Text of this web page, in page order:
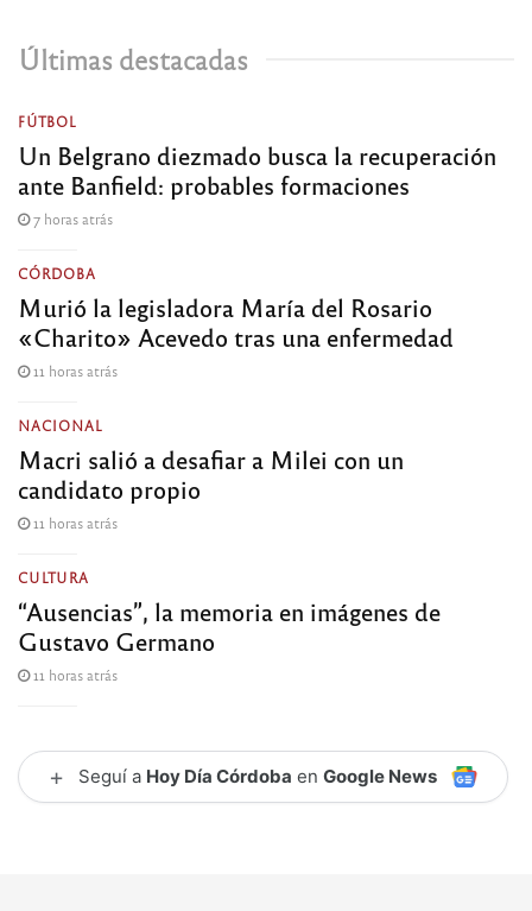
Últimas destacadas
FÚTBOL
Un Belgrano diezmado busca la recuperación
ante Banfield: probables formaciones
7 horas atrás
CÓRDOBA
Murió la legisladora María del Rosario
«Charito» Acevedo tras una enfermedad
11 horas atrás
NACIONAL
Macri salió a desafiar a Milei con un
candidato propio
11 horas atrás
CULTURA
“Ausencias”, la memoria en imágenes de
Gustavo Germano
11 horas atrás
+ Seguí a Hoy Día Córdoba en Google News